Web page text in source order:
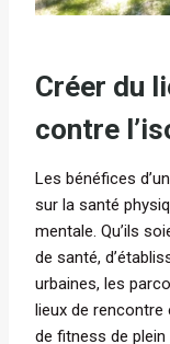
Créer du
contre
Les bénéfices
sur la santé
mentale. Qu’ils
de santé,
urbaines, les
lieux de rencontre
de fitness de plein